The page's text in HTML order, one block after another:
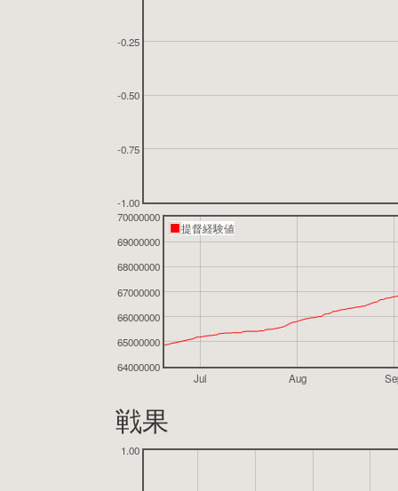
-1.00
-0.75
-0.50
-0.25
Jul Aug
64000000
65000000
66000000
67000000
68000000
69000000
70000000
提督経験値
戦果
1.00